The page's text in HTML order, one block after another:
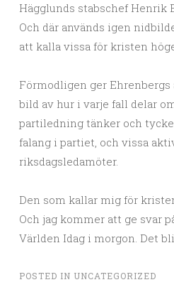
Hägglunds stabschef Henrik
Och där används igen
att kalla vissa för kristen
Förmodligen ger
bild av hur i varje fall delar
partiledning tänker och
falang i partiet, och vissa
riksdagsledamöter.
Den som kallar mig för
Och jag kommer att ge svar
Världen Idag i morgon. Det
POSTED IN UNCATEGORIZED